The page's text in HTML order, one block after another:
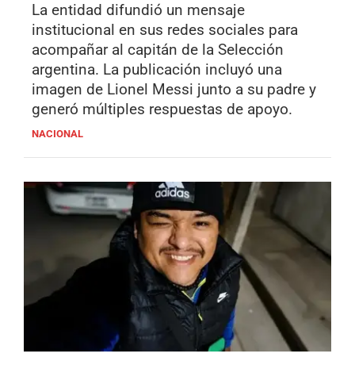
La entidad difundió un mensaje
institucional en sus redes sociales para
acompañar al capitán de la Selección
argentina. La publicación incluyó una
imagen de Lionel Messi junto a su padre y
generó múltiples respuestas de apoyo.
NACIONAL